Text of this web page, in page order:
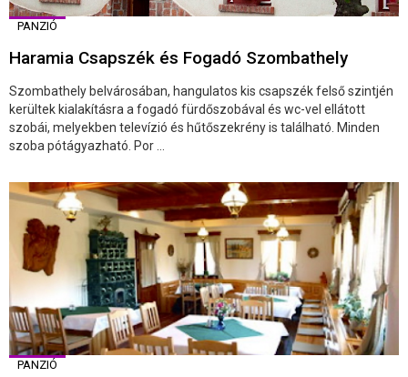
PANZIÓ
Haramia Csapszék és Fogadó Szombathely
Szombathely belvárosában, hangulatos kis csapszék felső szintjén
kerültek kialakításra a fogadó fürdőszobával és wc-vel ellátott
szobái, melyekben televízió és hűtőszekrény is található. Minden
szoba pótágyazható. Por ...
PANZIÓ